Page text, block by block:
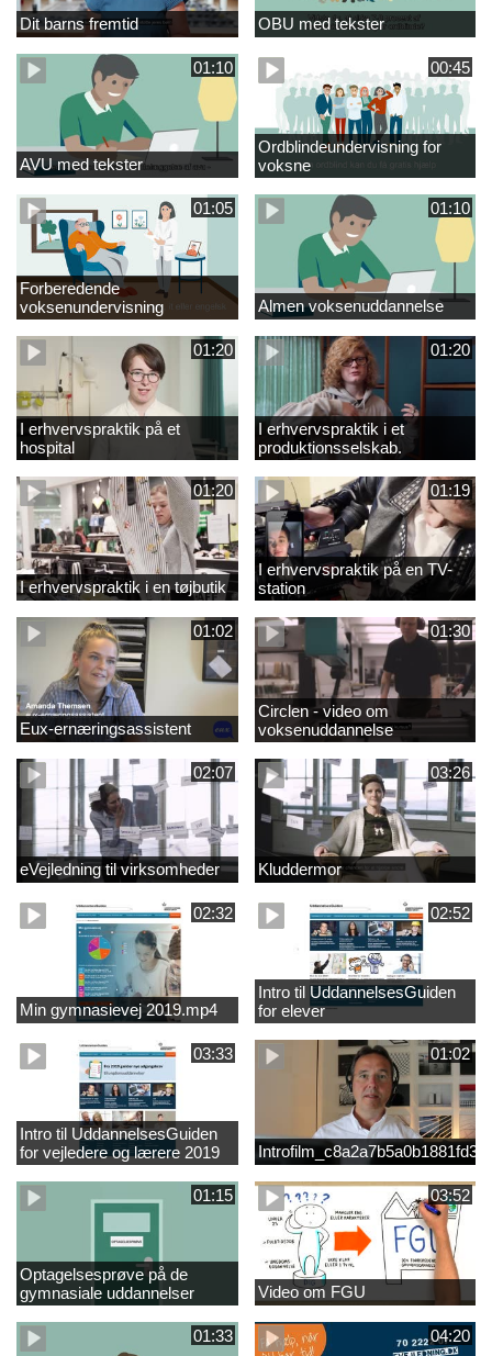
Dit barns fremtid OBU med tekster
01:10
AVU med tekster
00:45
Ordblindeundervisning for
voksne
01:05
Forberedende
voksenundervisning
01:10
Almen voksenuddannelse
01:20
I erhvervspraktik på et
hospital
01:20
I erhvervspraktik i et
produktionsselskab.
01:20
I erhvervspraktik i en tøjbutik
01:19
I erhvervspraktik på en TV-
station
01:02
Eux-ernæringsassistent
01:30
Circlen - video om
voksenuddannelse
02:07
eVejledning til virksomheder
03:26
Kluddermor
02:32
Min gymnasievej 2019.mp4
02:52
Intro til UddannelsesGuiden
for elever
03:33
Intro til UddannelsesGuiden
for vejledere og lærere 2019
01:02
01:15
Optagelsesprøve på de
gymnasiale uddannelser
03:52
Video om FGU
01:33 04:20